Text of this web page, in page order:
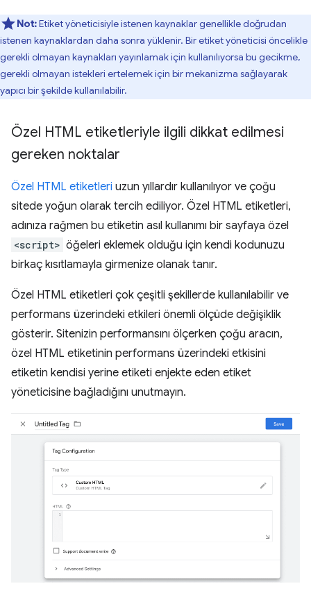
Not:Etiket yöneticisiyle istenen kaynaklar genellikle doğrudan
istenen kaynaklardan daha sonra yüklenir. Bir etiket yöneticisi öncelikle
gerekli olmayan kaynakları yayınlamak için kullanılıyorsa bu gecikme,
gerekli olmayan istekleri ertelemek için bir mekanizma sağlayarak
yapıcı bir şekilde kullanılabilir.
Özel HTML etiketleriyle ilgili dikkat edilmesi
gereken noktalar
Özel HTML etiketleri uzun yıllardır kullanılıyor ve çoğu
sitede yoğun olarak tercih ediliyor. Özel HTML etiketleri,
adınıza rağmen bu etiketin asıl kullanımı bir sayfaya özel
<script> öğeleri eklemek olduğu için kendi kodunuzu
birkaç kısıtlamayla girmenize olanak tanır.
Özel HTML etiketleri çok çeşitli şekillerde kullanılabilir ve
performans üzerindeki etkileri önemli ölçüde değişiklik
gösterir. Sitenizin performansını ölçerken çoğu aracın,
özel HTML etiketinin performans üzerindeki etkisini
etiketin kendisi yerine etiketi enjekte eden etiket
yöneticisine bağladığını unutmayın.